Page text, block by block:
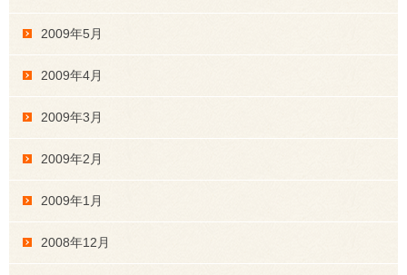
2009年5月
2009年4月
2009年3月
2009年2月
2009年1月
2008年12月